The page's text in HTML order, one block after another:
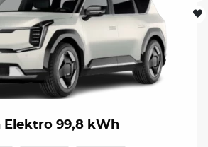
Elektro 99,8 kWh